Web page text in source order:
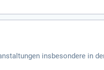
insbesondere in
Chemie sowie